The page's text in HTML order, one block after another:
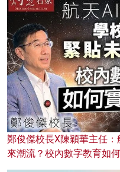
鄭俊傑校長X陳穎華主任
來潮流？校內數字教育如